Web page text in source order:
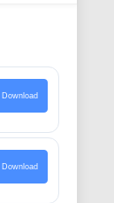
Download
Download